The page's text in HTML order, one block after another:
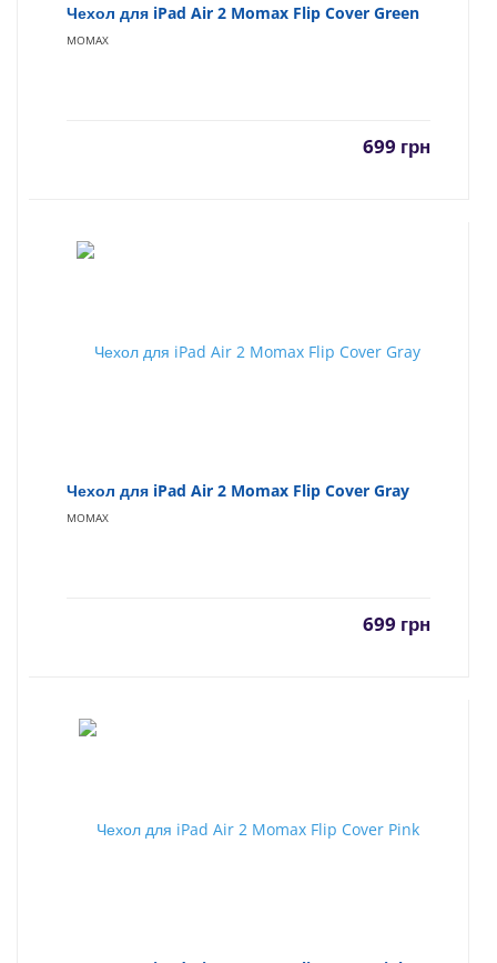
Чехол для iPad Air 2 Momax Flip Cover Green
MOMAX
699 грн
Чехол для iPad Air 2 Momax Flip Cover Gray
MOMAX
699 грн